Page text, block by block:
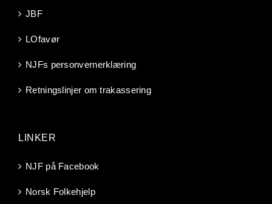
JBF
LOfavør
NJFs personvernerklæring
Retningslinjer om trakassering
LINKER
NJF på Facebook
Norsk Folkehjelp